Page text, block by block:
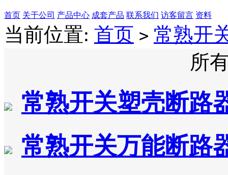
首页 关于公司 产品中心 成套产品 联系我们 访客留言 资料
当前位置: 首页 > 常熟开
所
常熟开关塑壳断路
常熟开关万能断路